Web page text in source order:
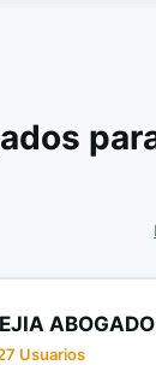
ABOGADO
Usuarios